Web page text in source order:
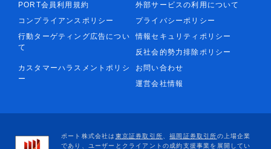
PORT会員利用規約
外部サービスの利用について
コンプライアンスポリシー
プライバシーポリシー
行動ターゲティング広告につい
て
情報セキュリティポリシー
反社会的勢力排除ポリシー
カスタマーハラスメントポリシ
ー
お問い合わせ
運営会社情報